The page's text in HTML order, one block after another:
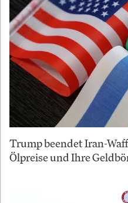
Trump beendet Iran-
Ölpreise und Ihre